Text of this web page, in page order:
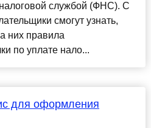
службой (ФНС). С
смогут узнать,
них правила
по уплате нало...
для оформления